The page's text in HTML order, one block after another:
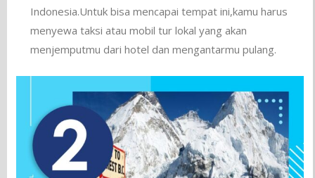
Indonesia.Untuk bisa mencapai tempat ini,kamu harus
menyewa taksi atau mobil tur lokal yang akan
menjemputmu dari hotel dan mengantarmu pulang.